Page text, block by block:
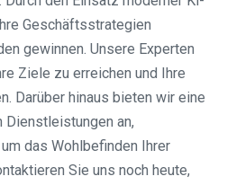
Geschäftsstrategien
gewinnen. Unsere Experten
Ziele zu erreichen und Ihre
Darüber hinaus bieten wir eine
an,
das Wohlbefinden Ihrer
Sie uns noch heute,